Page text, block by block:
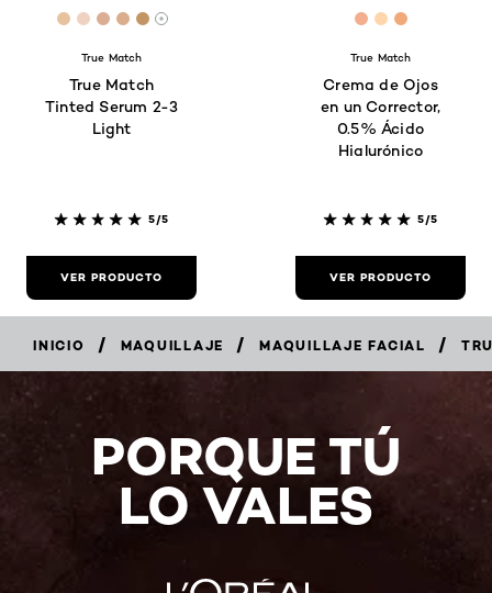
[Color]: #E6C39E
[Color]: #F0D2C2
[Color]: #DBAD93
[Color]: #DAAD8C
[Color]: #C39565
More shades are available
True Match
True Match
Tinted Serum 2-3
Light
5/5
VER PRODUCTO
[Color]:
[Color]:
[Color]:
True Match
Crema de Ojos
en un Corrector,
0.5% Ácido
Hialurónico
5/5
VER PRODUCTO
INICIO / MAQUILLAJE / MAQUILLAJE FACIAL /
PORQUE TÚ
LO VALES